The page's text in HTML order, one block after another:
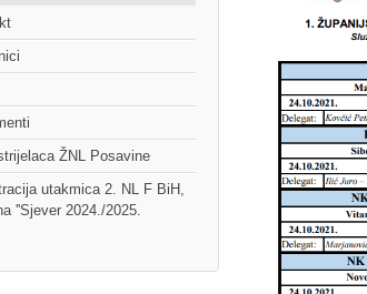
ŽNL Posavine
utakmica 2. NL F BiH,
''Sjever 2024./2025.